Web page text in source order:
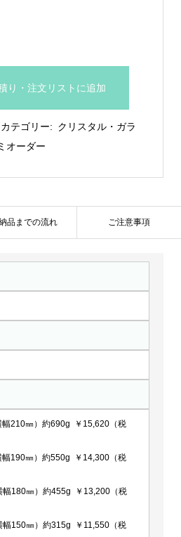
り・注文リストに追加
カテゴリー: クリスタル・ガラ
オーダー
品までの流れ ご注意事項
210㎜）約690g ￥15,620（税
190㎜）約550g ￥14,300（税
幅180㎜）約455g ￥13,200（税
幅150㎜）約315g ￥11,550（税